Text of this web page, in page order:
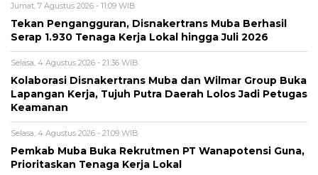
Jumat, 7 Agustus 2026 - 11:09 WIB
Tekan Pengangguran, Disnakertrans Muba Berhasil
Serap 1.930 Tenaga Kerja Lokal hingga Juli 2026
Selasa, 4 Agustus 2026 - 21:36 WIB
Kolaborasi Disnakertrans Muba dan Wilmar Group Buka
Lapangan Kerja, Tujuh Putra Daerah Lolos Jadi Petugas
Keamanan
Selasa, 4 Agustus 2026 - 21:09 WIB
Pemkab Muba Buka Rekrutmen PT Wanapotensi Guna,
Prioritaskan Tenaga Kerja Lokal